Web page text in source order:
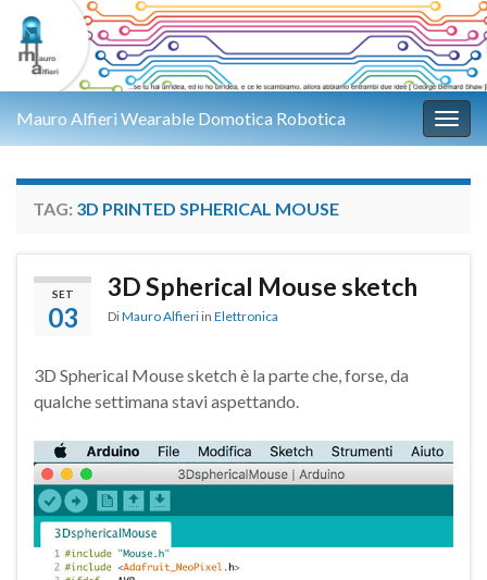
Mauro Alfieri Wearable Domotica Robotica
TAG: 3D PRINTED SPHERICAL MOUSE
SET
03
3D Spherical Mouse sketch
DiMauro Alfieri in Elettronica
3D Spherical Mouse sketch è la parte che, forse, da
qualche settimana stavi aspettando.